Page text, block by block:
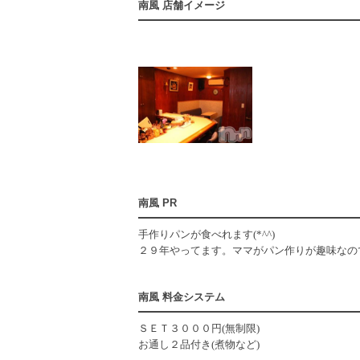
南風 店舗イメージ
南風 PR
手作りパンが食べれます(*^^)
２９年やってます。ママがパン作りが趣味な
南風 料金システム
ＳＥＴ３０００円(無制限)
お通し２品付き(煮物など)